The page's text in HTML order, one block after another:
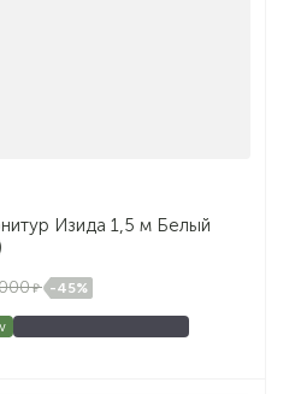
Изида 1,5 м Белый
-45%